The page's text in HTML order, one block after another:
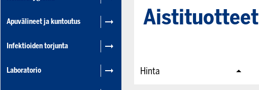
Apuvälineet ja kuntoutus
Infektioiden torjunta
Laboratorio
Aistituotteet
Hinta